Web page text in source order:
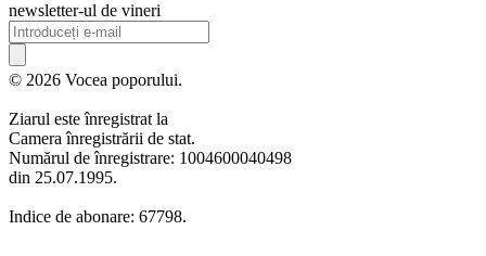
newsletter-ul de vineri
© 2026 Vocea poporului.
Ziarul este înregistrat la
Camera înregistrării de stat.
Numărul de înregistrare: 1004600040498
din 25.07.1995.
Indice de abonare: 67798.